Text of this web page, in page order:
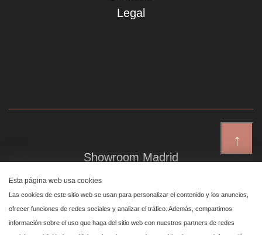
↑
Legal
Showroom Madrid
Plaza de Canalejas 6, 4 izq
Centro, 28014 Madrid
Esta página web usa cookies
Las cookies de este sitio web se usan para personalizar el contenido y los anuncios,
ofrecer funciones de redes sociales y analizar el tráfico. Además, compartimos
información sobre el uso que haga del sitio web con nuestros partners de redes